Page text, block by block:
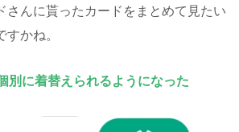
さんに貰ったカードをまとめて見たい
かね。
別に着替えられるようになった